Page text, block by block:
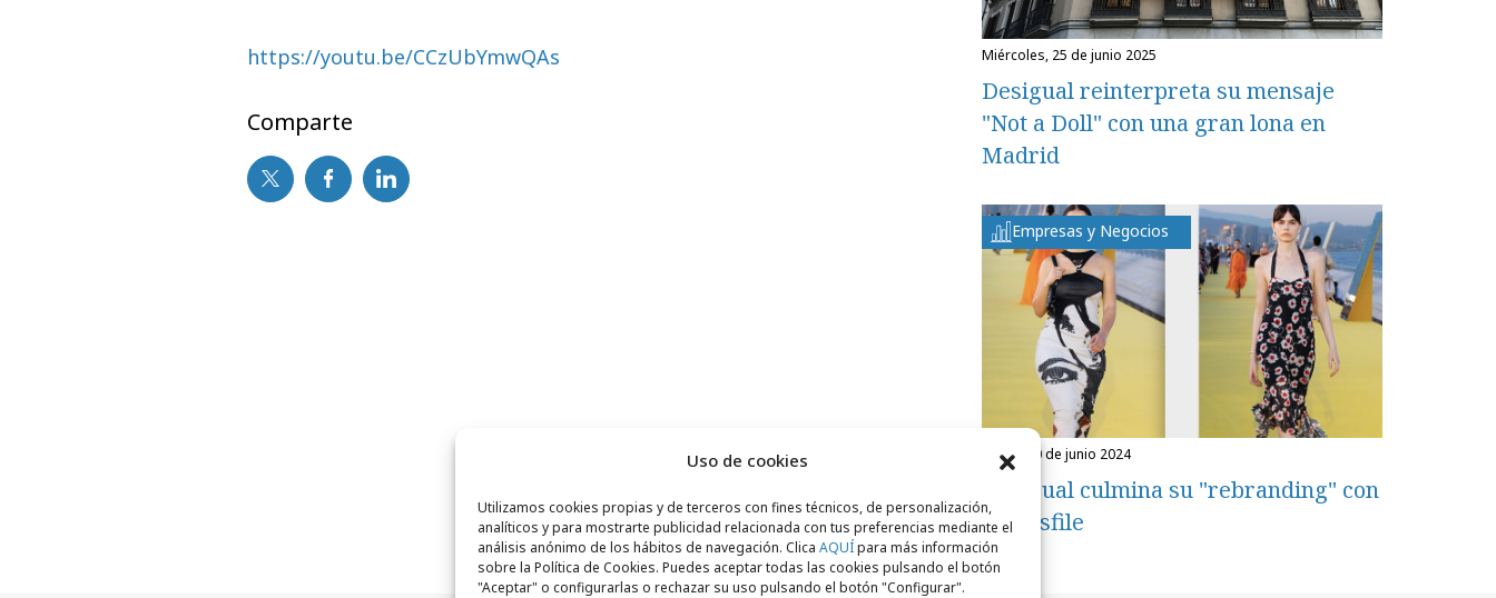
Uso de cookies
Utilizamos cookies propias y de terceros con fines técnicos, de personalización,
analíticos y para mostrarte publicidad relacionada con tus preferencias mediante el
análisis anónimo de los hábitos de navegación. Clica AQUÍpara más información
sobre la Política de Cookies. Puedes aceptar todas las cookies pulsando el botón
"Aceptar" o configurarlas o rechazar su uso pulsando el botón "Configurar".
https://youtu.be/CCzUbYmwQAs
Comparte
miércoles, 25 de junio 2025
Desigual reinterpreta su mensaje
"Not a Doll" con una gran lona en
Madrid
Empresas y Negocios
lunes, 10 de junio 2024
Desigual culmina su "rebranding" con
un desfile